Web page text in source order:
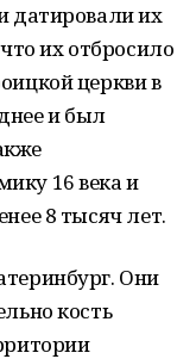
датировали их
их отбросило
церкви в
и был
16 века и
8 тысяч лет.
Они
кость